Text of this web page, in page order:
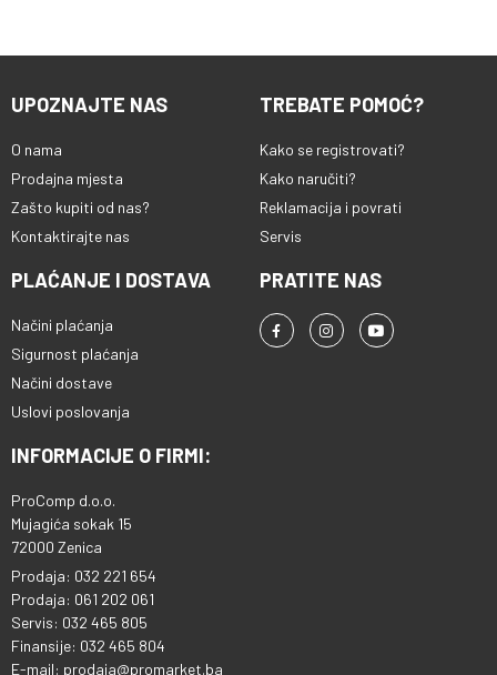
UPOZNAJTE NAS
O nama
Prodajna mjesta
Zašto kupiti od nas?
Kontaktirajte nas
TREBATE POMOĆ?
Kako se registrovati?
Kako naručiti?
Reklamacija i povrati
Servis
PLAĆANJE I DOSTAVA
Načini plaćanja
Sigurnost plaćanja
Načini dostave
Uslovi poslovanja
PRATITE NAS
INFORMACIJE O FIRMI:
ProComp d.o.o.
Mujagića sokak 15
72000 Zenica
Prodaja: 032 221 654
Prodaja: 061 202 061
Servis: 032 465 805
Finansije: 032 465 804
E-mail: prodaja@promarket.ba